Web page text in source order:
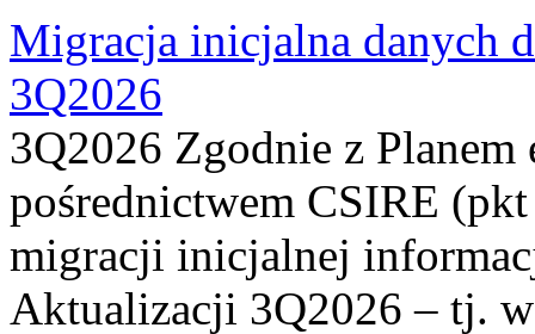
Migracja inicjalna danych
3Q2026
3Q2026 Zgodnie z
pośrednictwem CSIRE
migracji inicjalnej
Aktualizacji 3Q2026 – tj.